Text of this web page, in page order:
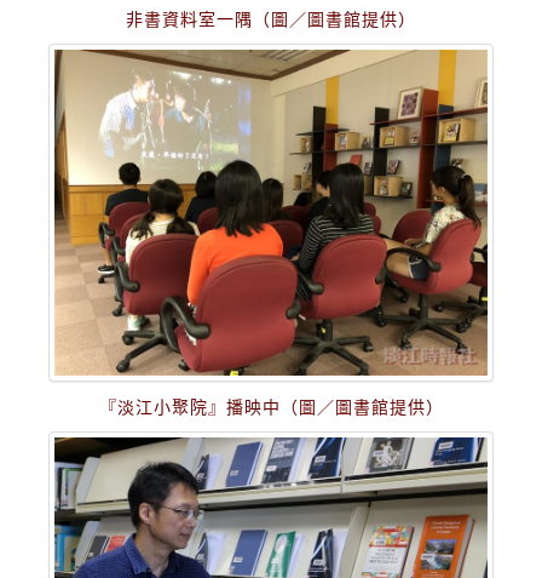
非書資料室一隅（圖／圖書館提供）
『淡江小聚院』播映中（圖／圖書館提供）